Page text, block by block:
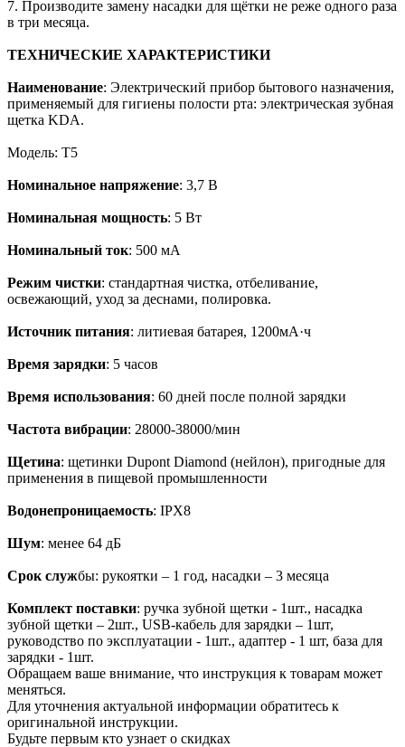
7. Производите замену насадки для щётки не реже одного раза
в три месяца.
ТЕХНИЧЕСКИЕ ХАРАКТЕРИСТИКИ
Наименование: Электрический прибор бытового назначения,
применяемый для гигиены полости рта: электрическая зубная
щетка KDA.
Модель: Т5
Номинальное напряжение: 3,7 В
Номинальная мощность: 5 Вт
Номинальный ток: 500 мА
Режим чистки: стандартная чистка, отбеливание,
освежающий, уход за деснами, полировка.
Источник питания: литиевая батарея, 1200мА·ч
Время зарядки: 5 часов
Время использования: 60 дней после полной зарядки
Частота вибрации: 28000-38000/мин
Щетина: щетинки Dupont Diamond (нейлон), пригодные для
применения в пищевой промышленности
Водонепроницаемость: IPX8
Шум: менее 64 дБ
Срок службы: рукоятки – 1 год, насадки – 3 месяца
Комплект поставки: ручка зубной щетки - 1шт., насадка
зубной щетки – 2шт., USB-кабель для зарядки – 1шт,
руководство по эксплуатации - 1шт., адаптер - 1 шт, база для
зарядки - 1шт.
Обращаем ваше внимание, что инструкция к товарам может
меняться.
Для уточнения актуальной информации обратитесь к
оригинальной инструкции.
Будьте первым кто узнает о скидках